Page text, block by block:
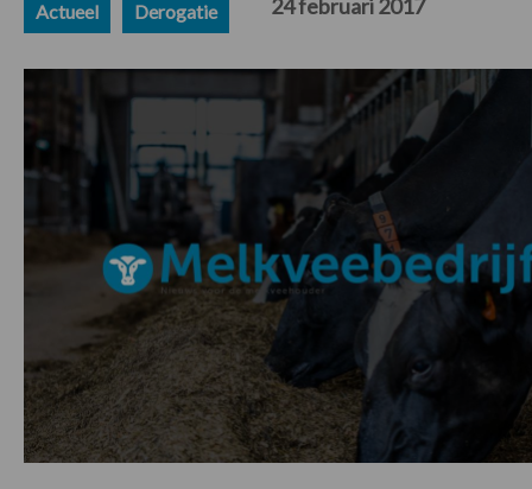
Actueel Derogatie 24 februari 2017